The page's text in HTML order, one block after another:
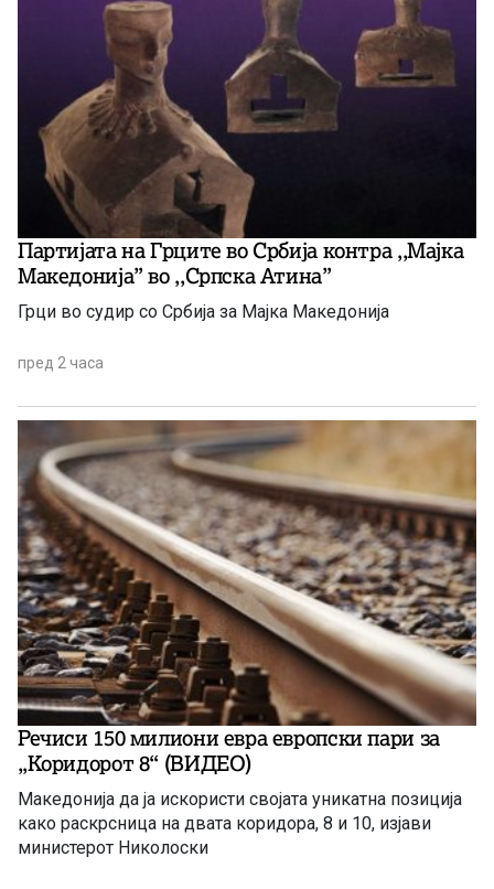
Партијата на Грците во Србија контра ,,Мајка
Македонија” во ,,Српска Атина”
Грци во судир со Србија за Мајка Македонија
пред 2 часа
Речиси 150 милиони евра европски пари за
„Коридорот 8“ (ВИДЕО)
Македонија да ја искористи својата уникатна позиција
како раскрсница на двата коридора, 8 и 10, изјави
министерот Николоски